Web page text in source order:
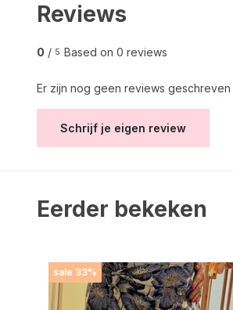
Reviews
0 / 5 Based on 0 reviews
Er zijn nog geen reviews
Schrijf je eigen review
Eerder bekeken
sale 33%